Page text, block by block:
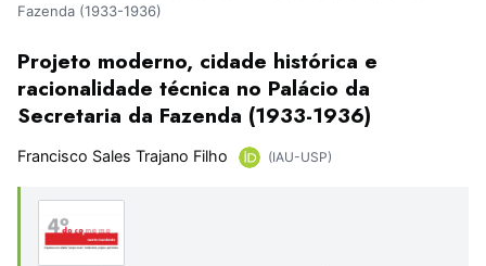
Fazenda (1933-1936)
Projeto moderno, cidade histórica e
racionalidade técnica no Palácio da
Secretaria da Fazenda (1933-1936)
Francisco Sales Trajano Filho (IAU-USP)